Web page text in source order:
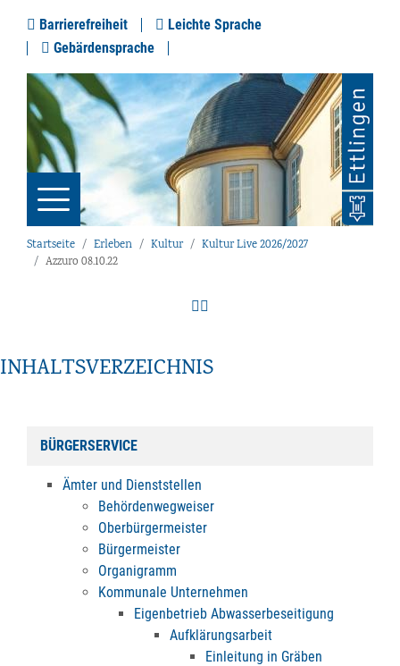
Barrierefreiheit
Leichte Sprache
Gebärdensprache
Startseite Erleben Kultur
Kultur Live 2026/2027
Azzuro 08.10.22
INHALTSVERZEICHNIS
BÜRGERSERVICE
Ämter und Dienststellen
Behördenwegweiser
Oberbürgermeister
Bürgermeister
Organigramm
Kommunale Unternehmen
Eigenbetrieb Abwasserbeseitigung
Aufklärungsarbeit
Einleitung in Gräben